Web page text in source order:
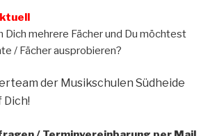
Dich mehrere Fächer und Du möchtest
/ Fächer ausprobieren?
der Musikschulen Südheide
Dich!